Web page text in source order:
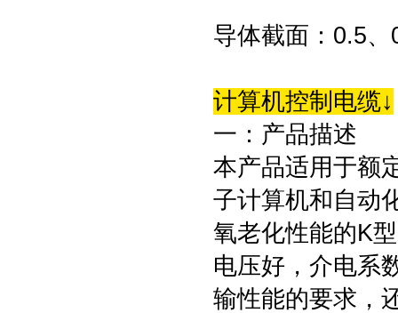
导体截面：0.5
计算机控制电缆↓
一：产品描述
本产品适用于额
子计算机和自动
氧老化性能的K
电压好，介电系
输性能的要求，